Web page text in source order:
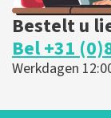
Bestelt u
Bel +31
Werkdagen